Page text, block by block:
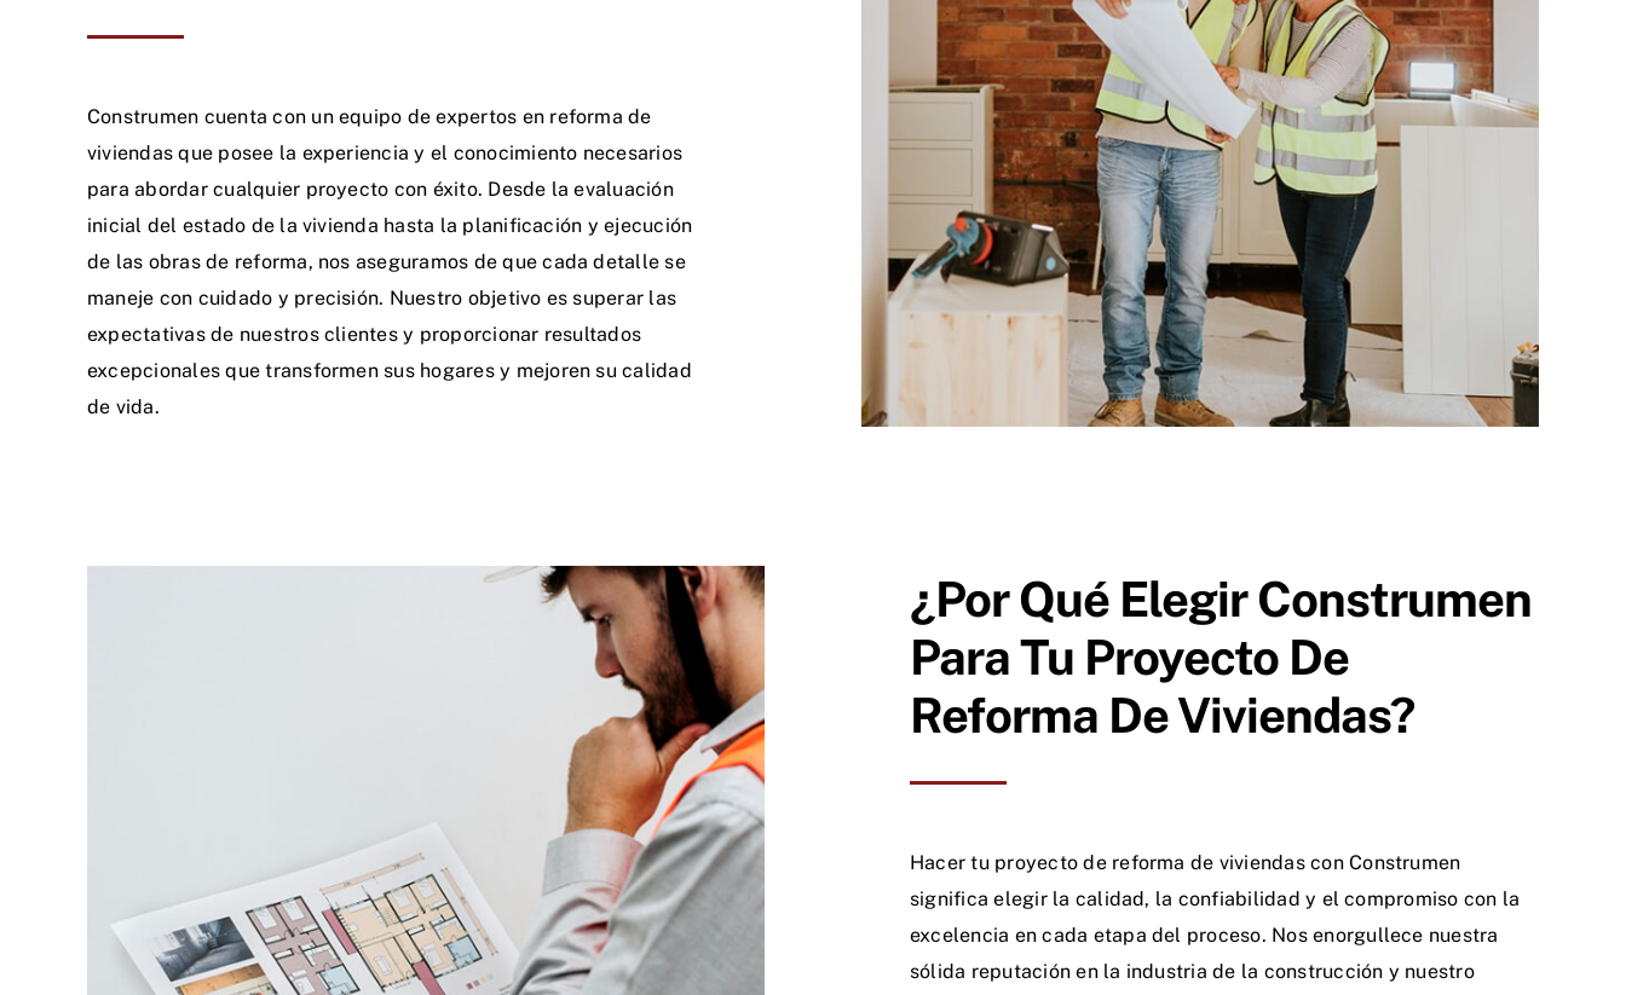
Construmen cuenta con un equipo de expertos en reforma de
viviendas que posee la experiencia y el conocimiento necesarios
para abordar cualquier proyecto con éxito. Desde la evaluación
inicial del estado de la vivienda hasta la planificación y ejecución
de las obras de reforma, nos aseguramos de que cada detalle se
maneje con cuidado y precisión. Nuestro objetivo es superar las
expectativas de nuestros clientes y proporcionar resultados
excepcionales que transformen sus hogares y mejoren su calidad
de vida.
¿Por Qué Elegir Construmen
Para Tu Proyecto De
Reforma De Viviendas?
Hacer tu proyecto de reforma de viviendas con Construmen
significa elegir la calidad, la confiabilidad y el compromiso con la
excelencia en cada etapa del proceso. Nos enorgullece nuestra
sólida reputación en la industria de la construcción y nuestro